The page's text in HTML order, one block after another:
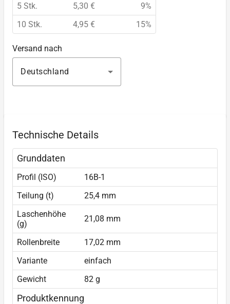
5 Stk. 5,30 €
9%
10 Stk.
4,95 € 15%
Versand nach
Deutschland
Technische Details
Grunddaten
Profil (ISO)
16B-1
Teilung (t)
25,4 mm
Laschenhöhe
(g)
21,08 mm
Rollenbreite
17,02 mm
Variante
einfach
Gewicht
82 g
Produktkennung